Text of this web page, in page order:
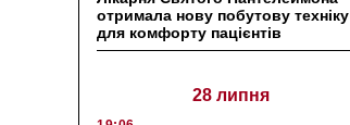
отримала нову побутову техніку
для комфорту пацієнтів
28 липня